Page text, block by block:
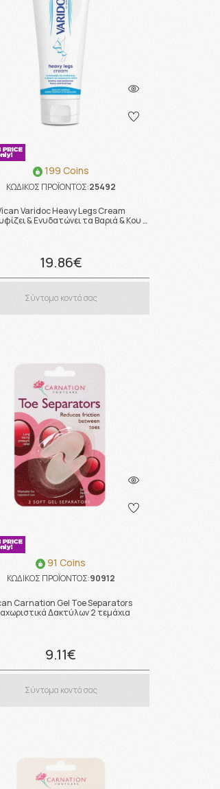
199 Coins
ΚΩΔΙΚΟΣ ΠΡΟΪΟΝΤΟΣ:25492
Varidoc Heavy Legs Cream
& Eνυδατώνει τα Βαριά & Κου …
19.86€
Σύντομα κοντά σας
91 Coins
ΚΩΔΙΚΟΣ ΠΡΟΪΟΝΤΟΣ:90912
Carnation Gel Toe Separators
Δακτύλων 2 τεμάχια
9.11€
Σύντομα κοντά σας